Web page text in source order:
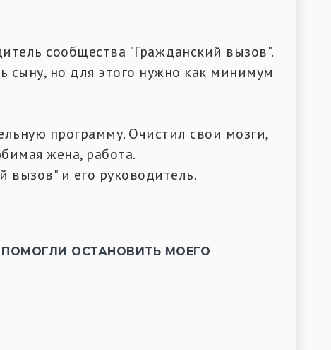
сообщества "Гражданский вызов".
сыну, но для этого нужно как минимум
программу. Очистил свои мозги,
жена, работа.
вызов" и его руководитель.
ОСТАНОВИТЬ МОЕГО